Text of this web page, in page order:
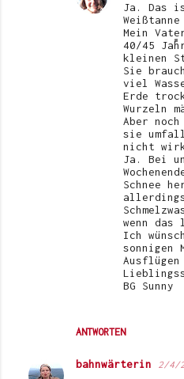
ANTWORTEN
Ja. Das
Mein
40/45
kleinen
Sie
viel
Erde
Wurzeln
Aber
sie
nicht
Ja. Bei
Schnee
wenn das
Ich
sonnigen
Ausflügen
BG Sunny
bahnwärterin 2/4/